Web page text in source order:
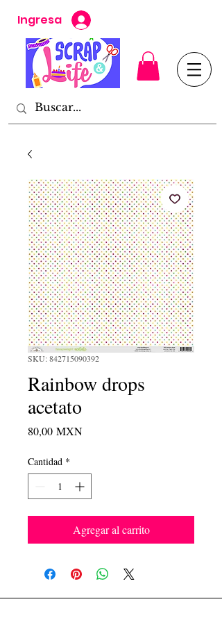
Ingresa
SKU: 842715090392
Rainbow drops
acetato
80,00 MXNPrecio
Cantidad *
Agregar al carrito